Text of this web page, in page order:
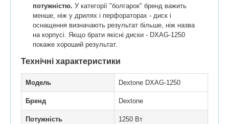
потужністю. У категорії "болгарок" бренд важить
менше, ніж у дрилях і перфораторах - диск і
оснащення визначають результат більше, ніж назва
на корпусі. Якщо брати якісні диски - DXAG-1250
покаже хороший результат.
Технічні характеристики
Модель Dextone DXAG-1250
Бренд Dextone
Потужність 1250 Вт